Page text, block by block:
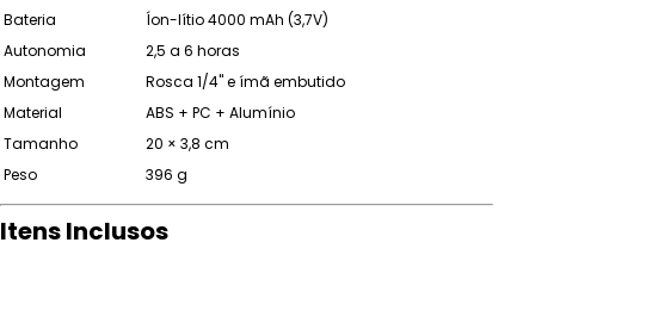
Bateria
Íon-lítio 4000 mAh (3,7V)
Autonomia
2,5 a 6 horas
Montagem
Rosca 1/4" e ímã embutido
Material
ABS + PC + Alumínio
Tamanho
20 × 3,8 cm
Peso
396 g
Itens Inclusos